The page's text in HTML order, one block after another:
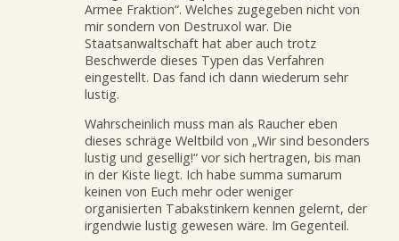
Armee Fraktion“. Welches zugegeben nicht von
mir sondern von Destruxol war. Die
Staatsanwaltschaft hat aber auch trotz
Beschwerde dieses Typen das Verfahren
eingestellt. Das fand ich dann wiederum sehr
lustig.
Wahrscheinlich muss man als Raucher eben
dieses schräge Weltbild von „Wir sind besonders
lustig und gesellig!“ vor sich hertragen, bis man
in der Kiste liegt. Ich habe summa sumarum
keinen von Euch mehr oder weniger
organisierten Tabakstinkern kennen gelernt, der
irgendwie lustig gewesen wäre. Im Gegenteil.